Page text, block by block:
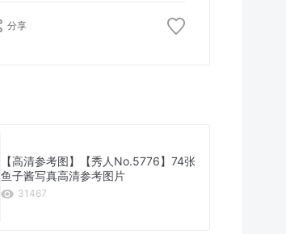
分享
【高清参考图】【秀人No.5776】74张
鱼子酱写真高清参考图片
31467